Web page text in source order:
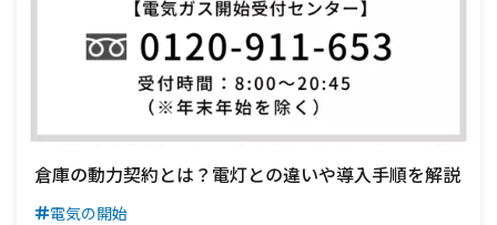
倉庫の動力契約とは？電灯との違いや導入手順を解説
電気の開始